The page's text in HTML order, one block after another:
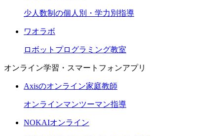
少人数制の個人別・学力別指導
ワオラボ
ロボットプログラミング教室
オンライン学習・スマートフォンアプリ
Axisのオンライン家庭教師
オンラインマンツーマン指導
NOKAIオンライン